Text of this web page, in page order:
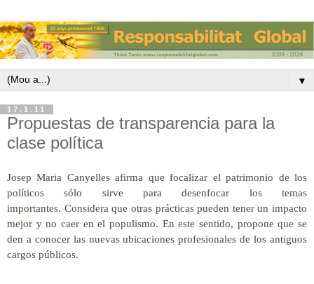
▼
17.1.11
Propuestas de transparencia para la
clase política
Josep Maria Canyelles afirma que focalizar el patrimonio de los
políticos sólo sirve para desenfocar los temas
importantes. Considera que otras prácticas pueden tener un impacto
mejor y no caer en el populismo. En este sentido, propone que se
den a conocer las nuevas ubicaciones profesionales de los antiguos
cargos públicos.